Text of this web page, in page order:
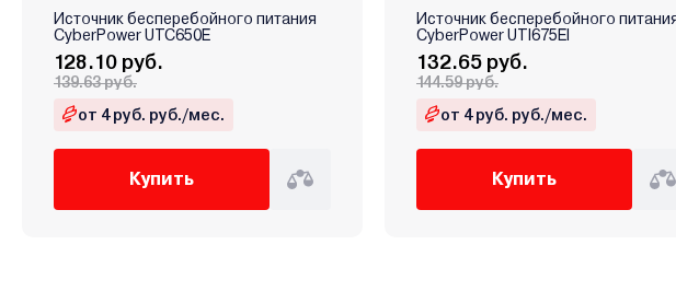
Источник бесперебойного питания
CyberPower UTC650E
128.10 руб.
139.63 руб.
от 4 руб. руб./мес.
Купить
Источник бесперебойного
CyberPower UTI675EI
132.65 руб.
144.59 руб.
от 4 руб. руб./мес.
Купить